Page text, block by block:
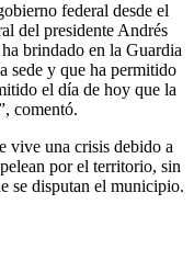
federal desde el
del presidente Andrés
brindado en la Guardia
sede y que ha permitido
el día de hoy que la
comentó.
vive una crisis debido a
por el territorio, sin
se disputan el municipio.